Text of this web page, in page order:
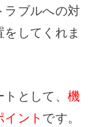
ラブルへの対
してくれま
トとして、機
ント です。